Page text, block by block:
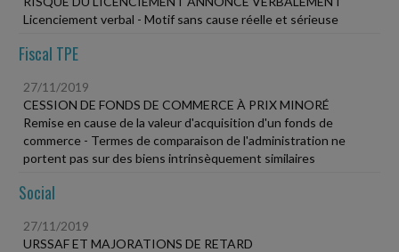
Licenciement verbal - Motif sans cause réelle et sérieuse
Fiscal TPE
27/11/2019
CESSION DE FONDS DE COMMERCE À PRIX MINORÉ
Remise en cause de la valeur d'acquisition d'un fonds de
commerce - Termes de comparaison de l'administration ne
portent pas sur des biens intrinsèquement similaires
Social
27/11/2019
URSSAF ET MAJORATIONS DE RETARD